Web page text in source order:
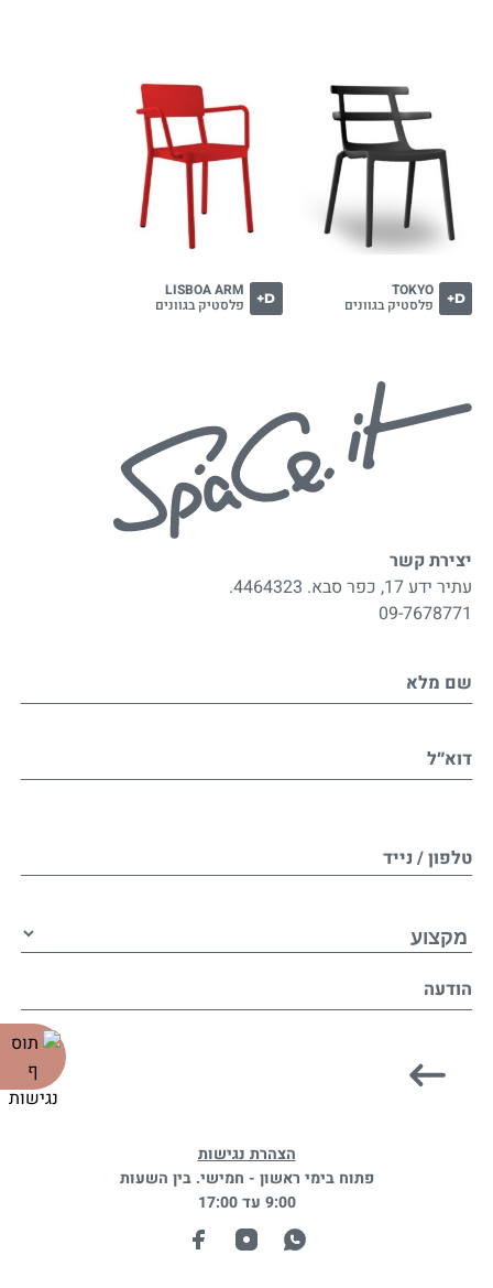
D+
TOKYO
פלסטיק בגוונים D+
LISBOA ARM
פלסטיק בגוונים
יצירת קשר
עתיר ידע 17, כפר סבא. 4464323.
09-7678771
שם מלא
דוא״ל
טלפון / נייד
הודעה
הצהרת נגישות
פתוח בימי ראשון - חמישי. בין השעות
9:00 עד 17:00